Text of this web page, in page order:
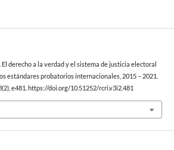
El derecho a la verdad y el sistema de justicia electoral
estándares probatorios internacionales, 2015 – 2021.
(2), e481. https://doi.org/10.51252/rcri.v3i2.481